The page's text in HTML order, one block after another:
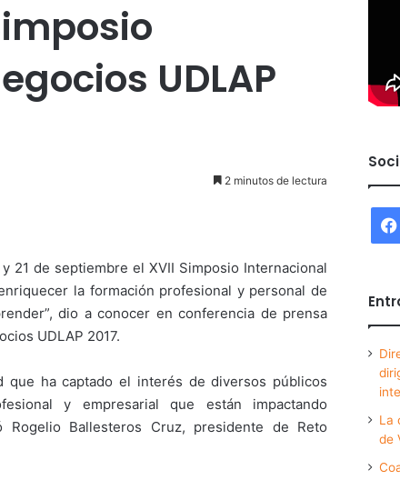
UDLAP
2 minutos de lectura
21 de septiembre el XVII Simposio Internacional
la formación profesional y personal de
dio a conocer en conferencia de prensa
UDLAP 2017.
que ha captado el interés de diversos públicos
y empresarial que están impactando
Rogelio Ballesteros Cruz, presidente de Reto
La
de